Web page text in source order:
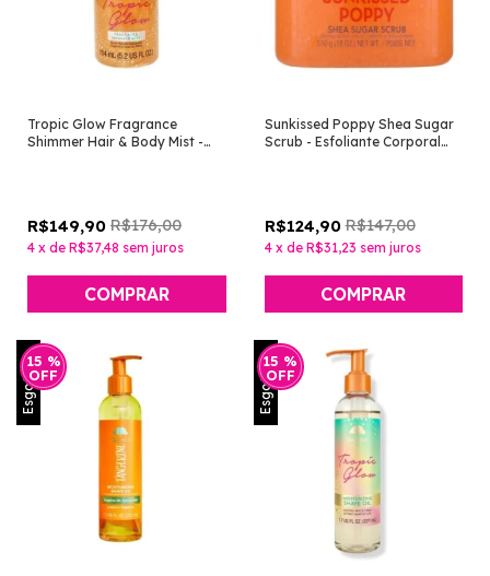
Tropic Glow Fragrance
Shimmer Hair & Body Mist -
R$149,90 R$176,00
4 x de R$37,48 sem juros
Sunkissed Poppy Shea Sugar
Scrub - Esfoliante Corporal
R$124,90 R$147,00
4 x de R$31,23 sem juros
15 %
OFF
Esgotado 15 %
OFF
Esgotado